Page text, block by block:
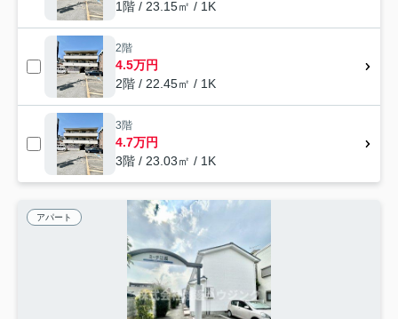
1階 / 23.15㎡ / 1K
2階
4.5万円
2階 / 22.45㎡ / 1K
3階
4.7万円
3階 / 23.03㎡ / 1K
アパート